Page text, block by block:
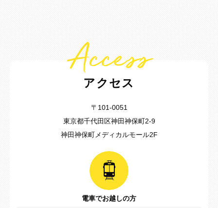
Access
アクセス
〒101-0051
東京都千代田区神田神保町2-9
神田神保町メディカルモール2F
電車でお越しの方